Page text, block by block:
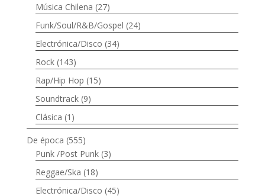
Música Chilena (27)
Funk/Soul/R&B/Gospel (24)
Electrónica/Disco (34)
Rock (143)
Rap/Hip Hop (15)
Soundtrack (9)
Clásica (1)
De época (555)
Punk /Post Punk (3)
Reggae/Ska (18)
Electrónica/Disco (45)